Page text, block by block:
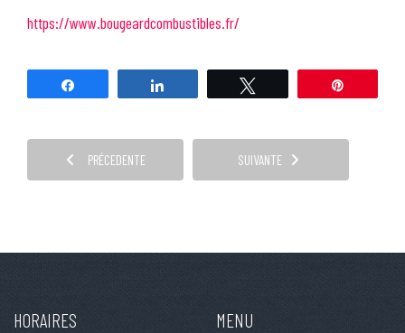
https://www.bougeardcombustibles.fr/
PRÉCEDENTE SUIVANTE
HORAIRES MENU